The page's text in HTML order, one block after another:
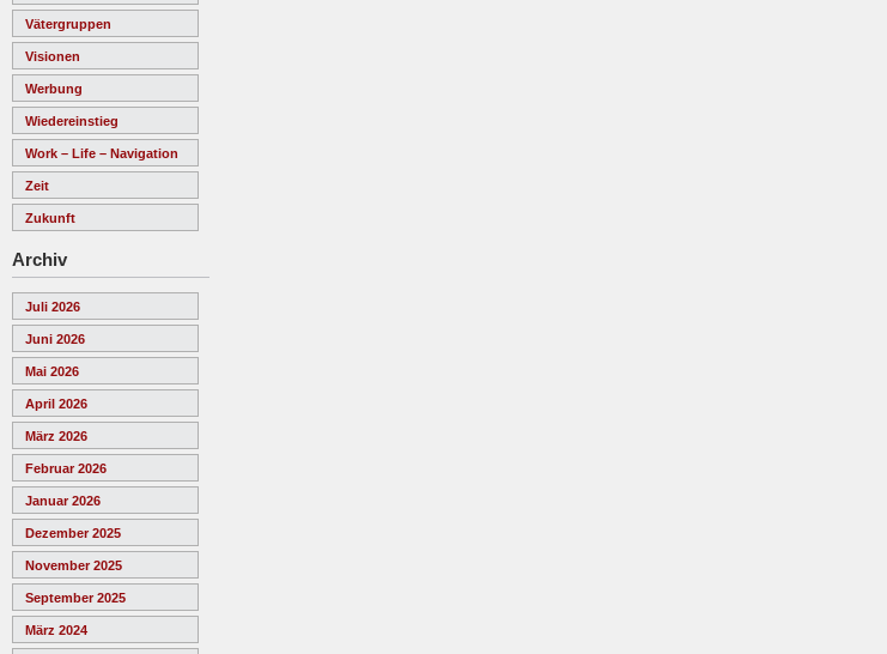
Vätergruppen
Visionen
Werbung
Wiedereinstieg
Work – Life – Navigation
Zeit
Zukunft
Archiv
Juli 2026
Juni 2026
Mai 2026
April 2026
März 2026
Februar 2026
Januar 2026
Dezember 2025
November 2025
September 2025
März 2024